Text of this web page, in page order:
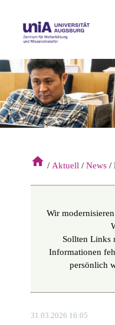
Suchbegriffe
home Aktuell News
Wir
Sollten Links
Informationen
persönlich
31.03.2026 16:05